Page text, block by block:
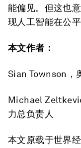
能偏见。但这也
现人工智能在公
本文作者：
Sian Townson，
Michael
力总负责人
本文原载于世界